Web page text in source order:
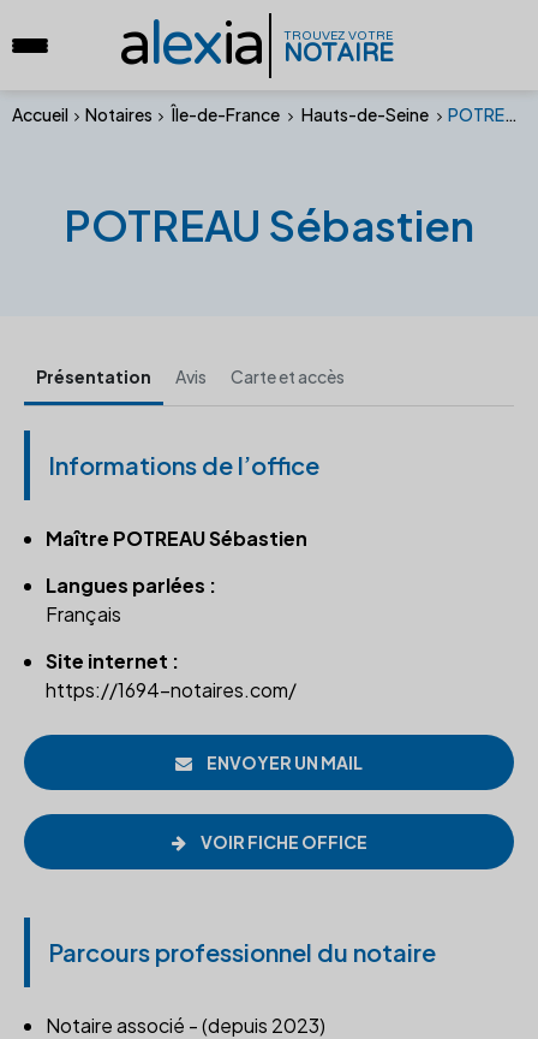
alexia TROUVEZ VOTRE
NOTAIRE
Accueil Notaires Île-de-France Hauts-de-Seine POTREAU Sébastien
POTREAU Sébastien
Présentation Avis Carte et accès
Informations de l’office
Maître POTREAU Sébastien
Langues parlées :
Français
Site internet :
https://1694-notaires.com/
ENVOYER UN MAIL
VOIR FICHE OFFICE
Parcours professionnel du notaire
Notaire associé - (depuis 2023)